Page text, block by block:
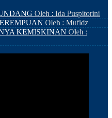
Oleh : Ida Puspitorini
Oleh : Mufidz
KEMISKINAN Oleh :